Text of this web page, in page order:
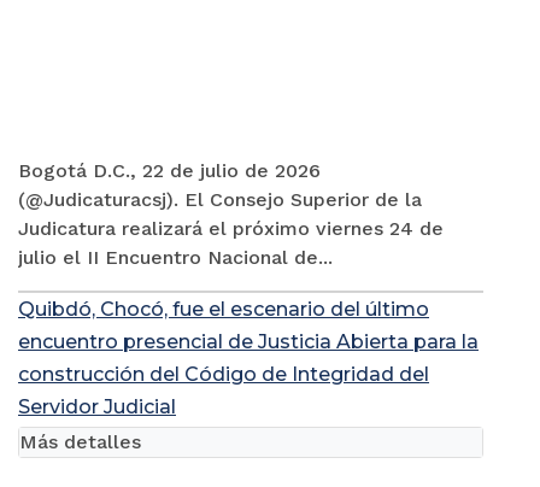
Bogotá D.C., 22 de julio de 2026
(@Judicaturacsj). El Consejo Superior de la
Judicatura realizará el próximo viernes 24 de
julio el II Encuentro Nacional de...
Quibdó, Chocó, fue el escenario del último
encuentro presencial de Justicia Abierta para la
construcción del Código de Integridad del
Servidor Judicial
Más detalles